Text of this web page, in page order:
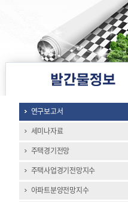
연구보고서
세미나자료
주택경기전망
주택사업경기전망지수
아파트분양전망지수